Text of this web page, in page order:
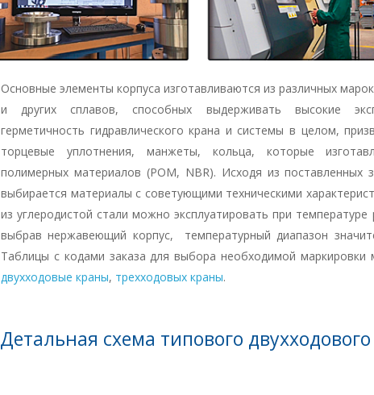
Основные элементы корпуса изготавливаются из различных
и других сплавов, способных выдерживать высокие
герметичность гидравлического крана и системы в целом,
торцевые уплотнения, манжеты, кольца, которые
полимерных материалов (POM, NBR). Исходя из поставленных
выбирается материалы с советующими техническими
из углеродистой стали можно эксплуатировать при
выбрав нержавеющий корпус,
температурный диапазон
Таблицы с кодами заказа для выбора необходимой маркировки
двухходовые краны, трехходовых краны.
Детальная схема типового